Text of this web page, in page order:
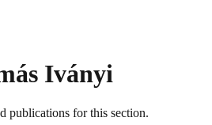
Iványi
publications for this section.